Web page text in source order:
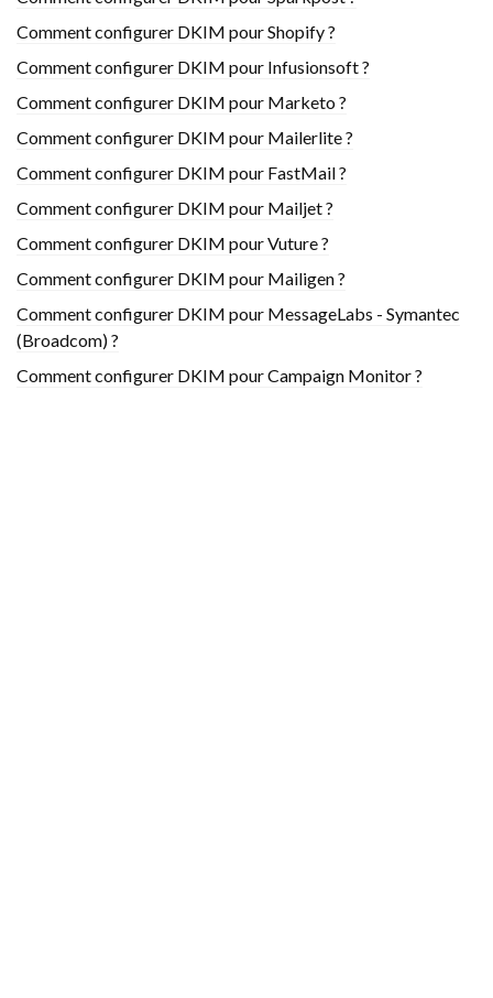
Comment configurer DKIM pour Shopify ?
Comment configurer DKIM pour Infusionsoft ?
Comment configurer DKIM pour Marketo ?
Comment configurer DKIM pour Mailerlite ?
Comment configurer DKIM pour FastMail ?
Comment configurer DKIM pour Mailjet ?
Comment configurer DKIM pour Vuture ?
Comment configurer DKIM pour Mailigen ?
Comment configurer DKIM pour MessageLabs - Symantec
(Broadcom) ?
Comment configurer DKIM pour Campaign Monitor ?